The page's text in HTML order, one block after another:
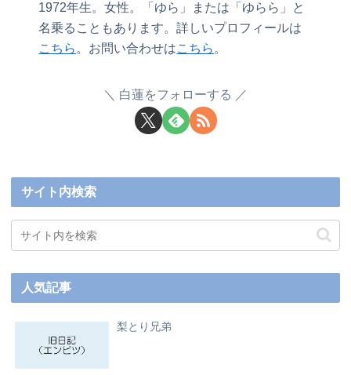
1972年生。女性。「ゆら」または「ゆらら」と
名乗ることもあります。詳しいプロフィールは
こちら。お問い合わせはこちら。
白蓮をフォローする
サイト内検索
人気記事
梨とり兄弟